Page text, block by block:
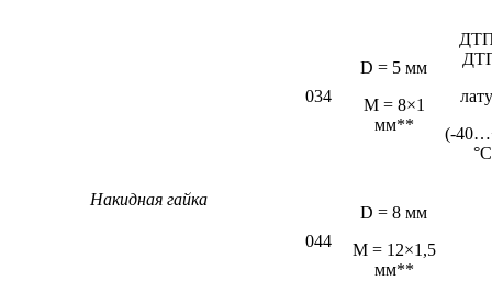
Накидная гайка
034
D = 5 мм
М = 8×1
мм**
(-
044
D = 8 мм
M = 12×1,5
мм**